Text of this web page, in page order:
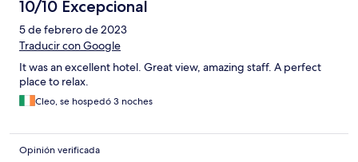
10/10 Excepcional
5 de febrero de 2023
Traducir con Google
It was an excellent hotel. Great view, amazing staff. A perfect
place to relax.
Cleo, se hospedó 3 noches
Opinión verificada